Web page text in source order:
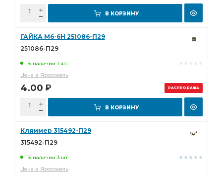
В КОРЗИНУ
РАСПРОДАЖА
ГАЙКА М6-6Н 251086-П29
251086-П29
В наличии 1 шт.
Цена в Ярославль
4.00 Р
В КОРЗИНУ
Кляммер 315492-П29
315492-П29
В наличии 3 шт.
Цена в Ярославль